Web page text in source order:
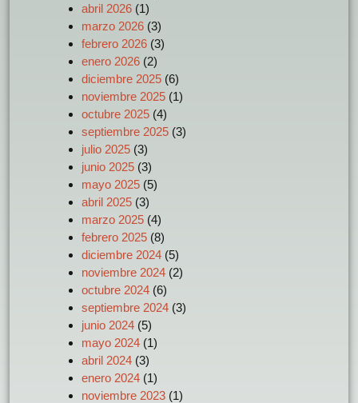
abril 2026 (1)
marzo 2026 (3)
febrero 2026 (3)
enero 2026 (2)
diciembre 2025 (6)
noviembre 2025 (1)
octubre 2025 (4)
septiembre 2025 (3)
julio 2025 (3)
junio 2025 (3)
mayo 2025 (5)
abril 2025 (3)
marzo 2025 (4)
febrero 2025 (8)
diciembre 2024 (5)
noviembre 2024 (2)
octubre 2024 (6)
septiembre 2024 (3)
junio 2024 (5)
mayo 2024 (1)
abril 2024 (3)
enero 2024 (1)
noviembre 2023 (1)